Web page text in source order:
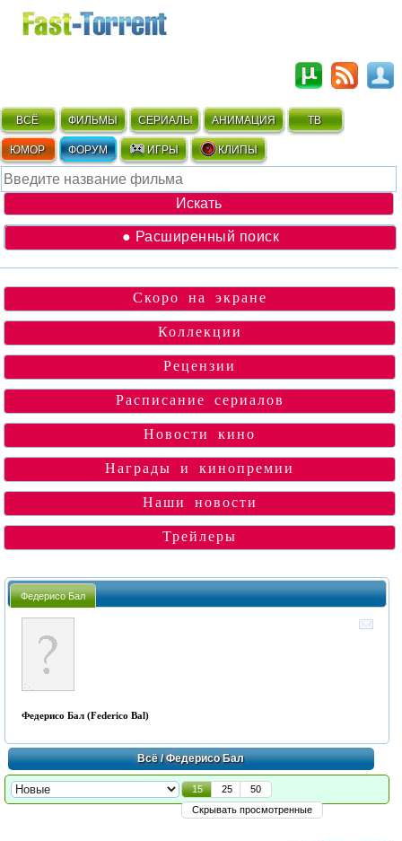
ВСЁ ФИЛЬМЫ СЕРИАЛЫ АНИМАЦИЯ ТВ
ЮМОР ФОРУМ ИГРЫ КЛИПЫ
● Расширенный поиск
Скоро на экране
Коллекции
Рецензии
Расписание сериалов
Новости кино
Награды и кинопремии
Наши новости
Трейлеры
Федериcо Бал
Федериcо Бал (Federico Bal)
Всё/ Федериcо Бал
15 25
50
Скрывать просмотренные